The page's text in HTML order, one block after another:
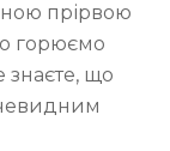
прірвою
горюємо
знаєте, що